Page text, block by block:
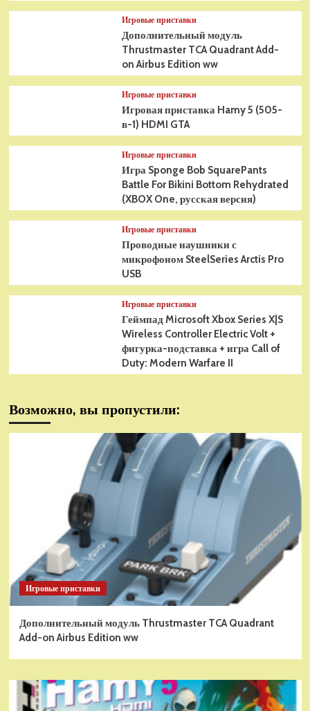
Игровые приставки
Дополнительный модуль
Thrustmaster TCA Quadrant Add-
on Airbus Edition ww
Игровые приставки
Игровая приставка Hamy 5 (505-
в-1) HDMI GTA
Игровые приставки
Игра Sponge Bob SquarePants
Battle For Bikini Bottom Rehydrated
(XBOX One, русская версия)
Игровые приставки
Проводные наушники с
микрофоном SteelSeries Arctis Pro
USB
Игровые приставки
Геймпад Microsoft Xbox Series X|S
Wireless Controller Electric Volt +
фигурка-подставка + игра Call of
Duty: Modern Warfare II
Возможно, вы пропустили:
Игровые приставки
Дополнительный модуль Thrustmaster TCA Quadrant
Add-on Airbus Edition ww